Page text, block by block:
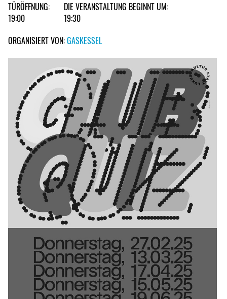
TÜRÖFFNUNG:
19:00
DIE VERANSTALTUNG BEGINNT UM:
19:30
ORGANISIERT VON:GASKESSEL